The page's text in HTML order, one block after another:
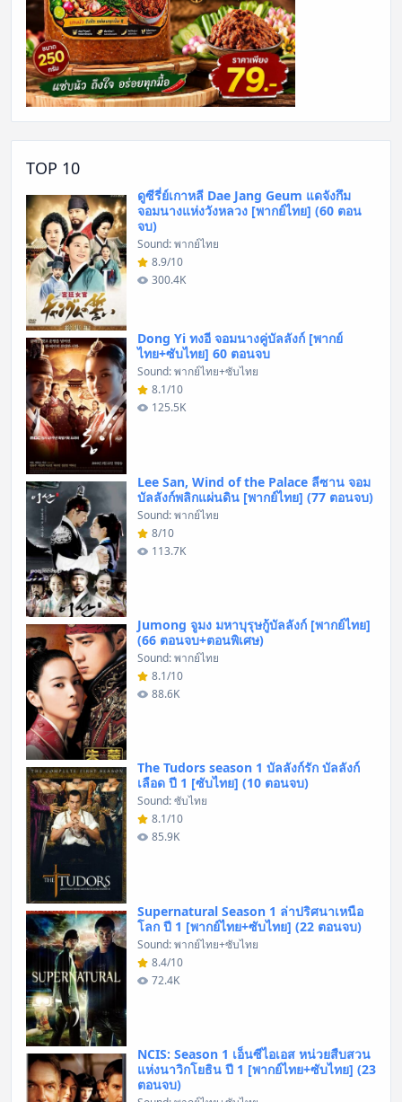
TOP 10
ดูซีรี่ย์เกาหลี Dae Jang Geum แดจังกึม
จอมนางแห่งวังหลวง [พากย์ไทย] (60 ตอน
จบ)
Sound: พากย์ไทย
8.9/10
300.4K
Dong Yi ทงอี จอมนางคู่บัลลังก์ [พากย์
ไทย+ซับไทย] 60 ตอนจบ
Sound: พากย์ไทย+ซับไทย
8.1/10
125.5K
Lee San, Wind of the Palace ลีซาน จอม
บัลลังก์พลิกแผ่นดิน [พากย์ไทย] (77 ตอนจบ)
Sound: พากย์ไทย
8/10
113.7K
Jumong จูมง มหาบุรุษกู้บัลลังก์ [พากย์ไทย]
(66 ตอนจบ+ตอนพิเศษ)
Sound: พากย์ไทย
8.1/10
88.6K
The Tudors season 1 บัลลังก์รัก บัลลังก์
เลือด ปี 1 [ซับไทย] (10 ตอนจบ)
Sound: ซับไทย
8.1/10
85.9K
Supernatural Season 1 ล่าปริศนาเหนือ
โลก ปี 1 [พากย์ไทย+ซับไทย] (22 ตอนจบ)
Sound: พากย์ไทย+ซับไทย
8.4/10
72.4K
NCIS: Season 1 เอ็นซีไอเอส หน่วยสืบสวน
แห่งนาวิกโยธิน ปี 1 [พากย์ไทย+ซับไทย] (23
ตอนจบ)